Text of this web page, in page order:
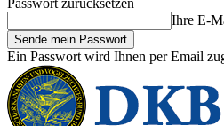
Passwort zurücksetzen
Ihre E-
Ein Passwort wird Ihnen per Email